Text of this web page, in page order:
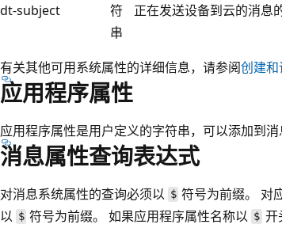
dt-subject
符
串
正在发送设备到云的消息
有关其他可用系统属性的详细信息，请参阅创建
应用程序属性
应用程序属性是用户定义的字符串，可以添加到消
消息属性查询表达式
对消息系统属性的查询必须以 $ 符号为前缀。 对
以 $ 符号为前缀。 如果应用程序属性名称以 $开